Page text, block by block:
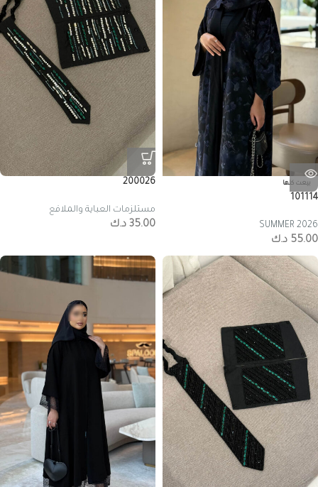
بيعت كلها
101114
SUMMER 2026
55.00 د.ك
200026
مستلزمات العباية والملافع
35.00 د.ك